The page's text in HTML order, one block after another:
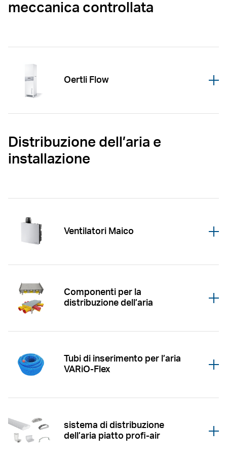
meccanica controllata
Oertli Flow
Distribuzione dell’aria e
installazione
Ventilatori Maico
Öffnen
Componenti per la
distribuzione dell’aria
Öffnen
Tubi di inserimento per l’aria
VARiO-Flex
sistema di distribuzione
dell’aria piatto profi-air
Öffnen